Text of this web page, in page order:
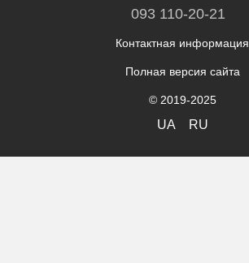
093 110-20-21
Контактная информация
Полная версия сайта
© 2019-2025
UA RU